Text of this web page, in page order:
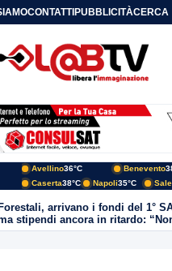
CONTATTIPUBBLICITÀCERCA
Avellino36°C Benevento
Caserta38°C Napoli35°C
arrivano i fondi del 1°
stipendi ancora in ritardo:
sostenibile”